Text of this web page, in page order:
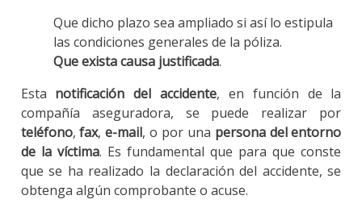
Que dicho plazo sea ampliado si así lo estipula
las condiciones generales de la póliza.
Que exista causa justificada.
Esta notificación del accidente, en función de la
compañía aseguradora, se puede realizar por
teléfono,fax,e-mail, o por una persona del entorno
de la víctima. Es fundamental que para que conste
que se ha realizado la declaración del accidente, se
obtenga algún comprobante o acuse.